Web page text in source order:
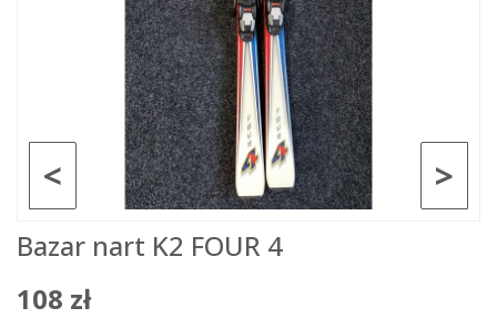
>
<
Bazar nart K2 FOUR 4
108 zł